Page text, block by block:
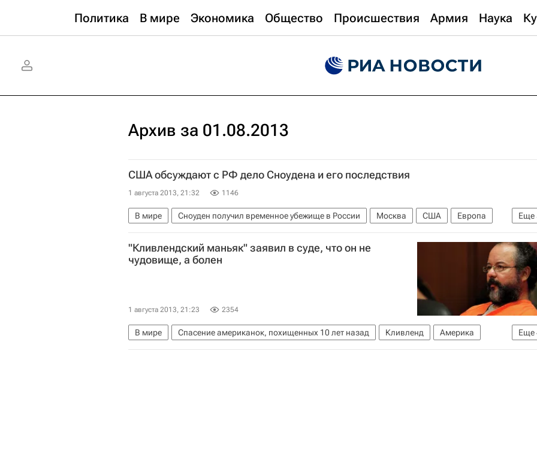
Политика В мире Экономика Общество Происшествия Армия Наука
Архив за 01.08.2013
США обсуждают с РФ дело Сноудена и его последствия
1 августа 2013, 21:32 1146
Еще
В мире Сноуден получил временное убежище в России Москва США
Европа
Америка
Весь мир Северная Америка Эдвард Сноуден Россия
"Кливлендский маньяк" заявил в суде, что он не
чудовище, а болен
1 августа 2013, 21:23 2354
Еще
В мире Спасение американок, похищенных 10 лет назад Кливленд
Америка
Огайо
Весь мир Северная Америка США